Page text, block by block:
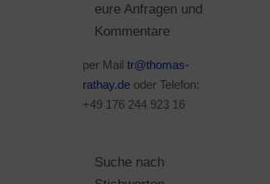
eure Anfragen und
Kommentare
per Mail tr@thomas-
rathay.de oder Telefon:
+49 176 244 923 16
Suche nach